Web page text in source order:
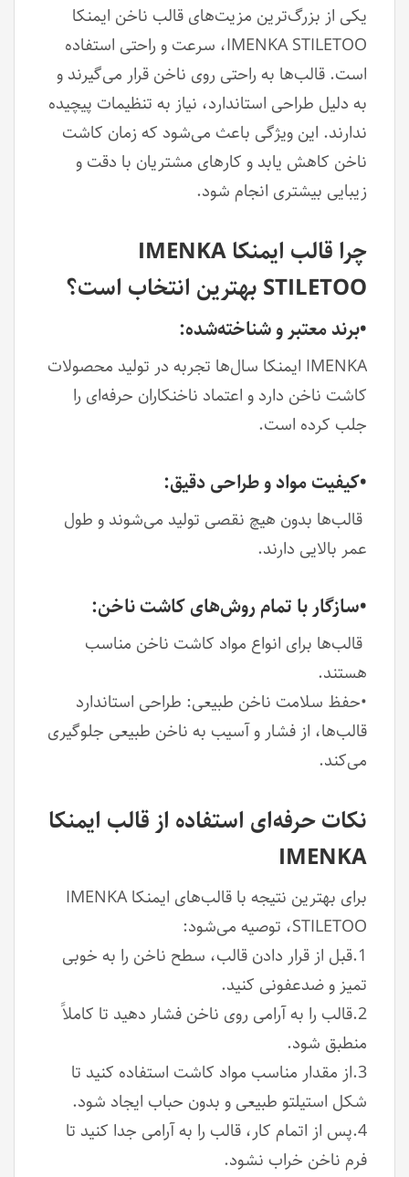
یکی از بزرگ‌ترین مزیت‌های قالب ناخن ایمنکا
IMENKA STILETOO، سرعت و راحتی استفاده
است. قالب‌ها به راحتی روی ناخن قرار می‌گیرند و
به دلیل طراحی استاندارد، نیاز به تنظیمات پیچیده
ندارند. این ویژگی باعث می‌شود که زمان کاشت
ناخن کاهش یابد و کارهای مشتریان با دقت و
زیبایی بیشتری انجام شود.
چرا قالب ایمنکا IMENKA
STILETOO بهترین انتخاب است؟
•برند معتبر و شناخته‌شده:
IMENKA ایمنکا سال‌ها تجربه در تولید محصولات
کاشت ناخن دارد و اعتماد ناخنکاران حرفه‌ای را
جلب کرده است.
•کیفیت مواد و طراحی دقیق:
قالب‌ها بدون هیچ نقصی تولید می‌شوند و طول
عمر بالایی دارند.
•سازگار با تمام روش‌های کاشت ناخن:
قالب‌ها برای انواع مواد کاشت ناخن مناسب
هستند.
•حفظ سلامت ناخن طبیعی: طراحی استاندارد
قالب‌ها، از فشار و آسیب به ناخن طبیعی جلوگیری
می‌کند.
نکات حرفه‌ای استفاده از قالب ایمنکا
IMENKA
برای بهترین نتیجه با قالب‌های ایمنکا IMENKA
STILETOO، توصیه می‌شود:
1.قبل از قرار دادن قالب، سطح ناخن را به خوبی
تمیز و ضدعفونی کنید.
2.قالب را به آرامی روی ناخن فشار دهید تا کاملاً
منطبق شود.
3.از مقدار مناسب مواد کاشت استفاده کنید تا
شکل استیلتو طبیعی و بدون حباب ایجاد شود.
4.پس از اتمام کار، قالب را به آرامی جدا کنید تا
فرم ناخن خراب نشود.